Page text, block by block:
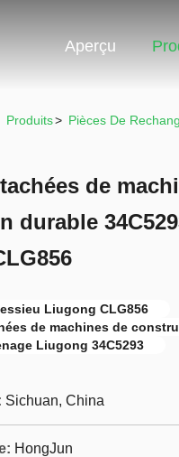
Aperçu
Produits> Pièces De
de
durable
Liugong CLG856
de machines de
Liugong 34C5293
Sichuan, China
HongJun